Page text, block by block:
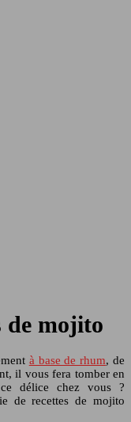
de mojito
à base de rhum, de
il vous fera tomber en
délice chez vous ?
de recettes de mojito